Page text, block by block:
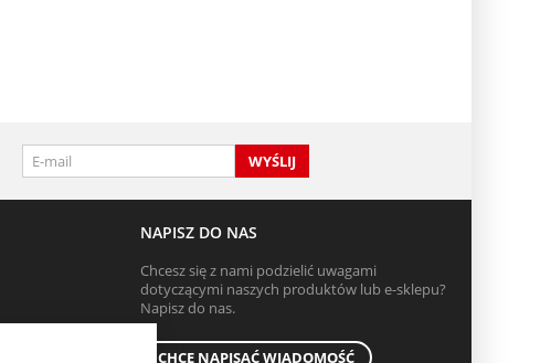
WYŚLIJ
NAPISZ DO NAS
Chcesz się z nami podzielić uwagami
dotyczącymi naszych produktów lub e-sklepu?
Napisz do nas.
CHCĘ NAPISAĆ WIADOMOŚĆ